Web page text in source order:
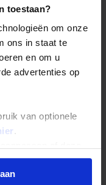
toestaan?
om onze
ons in staat te
en om u
advertenties op
van optionele
.
moment voor de
verplicht diner
ter plaatse worden